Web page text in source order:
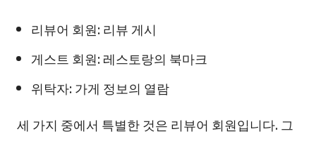
리뷰어 회원: 리뷰 게시
게스트 회원: 레스토랑의 북마크
위탁자: 가게 정보의 열람
세 가지 중에서 특별한 것은 리뷰어 회원입니다. 그